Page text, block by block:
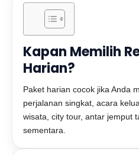
Kapan Memilih
Harian?
Paket harian cocok jika Anda
perjalanan singkat, acara
wisata, city tour, antar jemput
sementara.